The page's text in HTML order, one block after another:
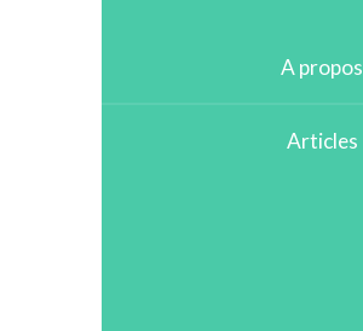
A propos
Articles